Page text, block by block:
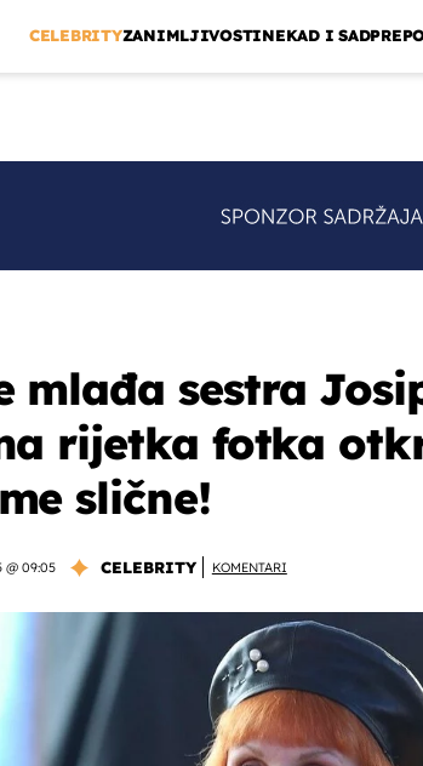
CELEBRITYZANIMLJIVOSTINEKAD I SAD
mlađa sestra
rijetka fotka
slične!
@ 09:05 CELEBRITY KOMENTARI